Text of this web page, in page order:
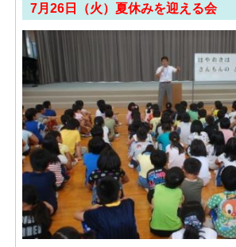
7月26日（火）夏休みを迎える会